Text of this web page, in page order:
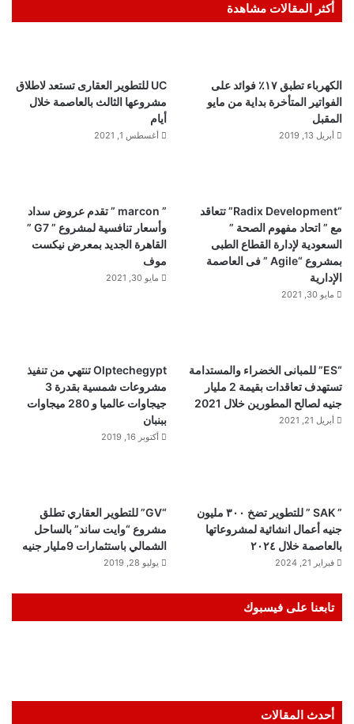
أكثر المقالات مشاهدة
الكهرباء تطبق ١٧٪ فوائد على
الفواتير المتأخرة بداية من مايو
المقبل
أبريل 13, 2019
UC للتطوير العقارى تستعد لاطلاق
مشروعها الثالث بالعاصمة خلال
أيام
أغسطس 1, 2021
“Radix Development” تتعاقد
مع ” اتحاد مفهوم الصحة ”
السعودية لإدارة القطاع الطبى
بمشروع “Agile ” فى العاصمة
الإدارية
مايو 30, 2021
” marcon ” تقدم عروض سداد
وأسعار تنافسية لمشروع ” G7 ”
القاهرة الجديد بمعرض نيكست
موف
مايو 30, 2021
“ES” للمبانى الخضراء والمستدامة
تستهدف تعاقدات بقيمة 2 مليار
جنيه لصالح المطورين خلال 2021
أبريل 21, 2021
Olptechegypt تنتهي من تنفيذ
مشروعات شمسية بقدرة 3
جيجاوات عالميا و 280 ميجاوات
ببنبان
أكتوبر 16, 2019
” SAK ” للتطوير تضخ ٣٠٠ مليون
جنيه أعمال انشائية لمشروعاتها
بالعاصمة خلال ٢٠٢٤
فبراير 21, 2024
“GV” للتطوير العقاري تطلق
مشروع “وايت ساند” بالساحل
الشمالي باستثمارات 9مليار جنيه
يوليو 28, 2019
تابعنا على فيسبوك
أحدث المقالات